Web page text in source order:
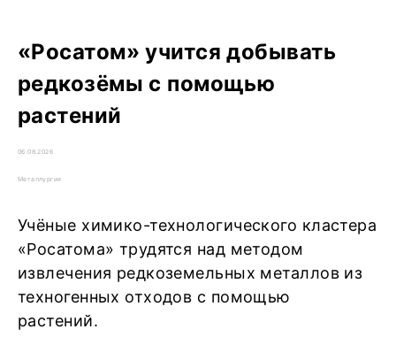
«Росатом» учится добывать
редкозёмы с помощью
растений
06.08.2026
Металлургия
Учёные химико-технологического кластера
«Росатома» трудятся над методом
извлечения редкоземельных металлов из
техногенных отходов с помощью
растений.